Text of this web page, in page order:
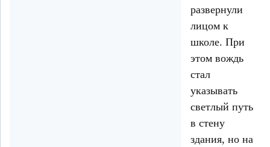
развернули
лицом к
школе. При
этом вождь
стал
указывать
светлый путь
в стену
здания, но на